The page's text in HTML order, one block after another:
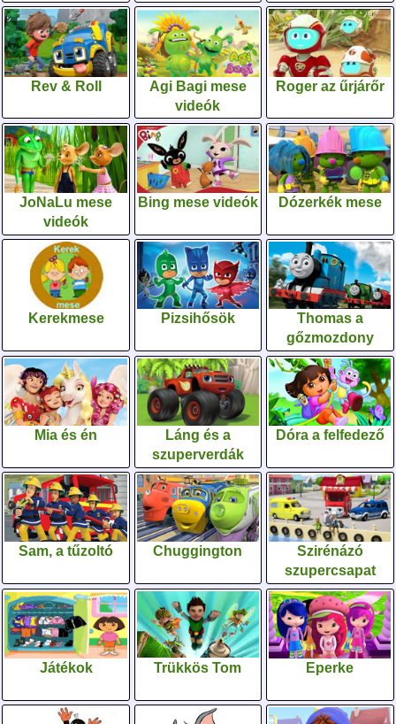
Rev & Roll
Agi Bagi mese
videók
Roger az űrjárőr
JoNaLu mese
videók
Bing mese videók Dózerkék mese
Kerekmese Pizsihősök
Thomas a
gőzmozdony
Mia és én
Láng és a
szuperverdák
Dóra a felfedező
Sam, a tűzoltó Chuggington
Szirénázó
szupercsapat
Játékok Trükkös Tom Eperke